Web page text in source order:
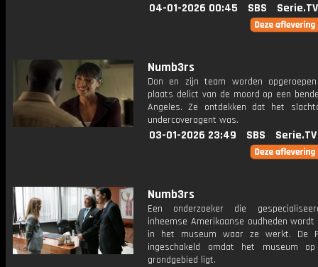
04-01-2026 00:45 SBS Serie.TV
Numb3rs
Don en zijn team worden
plaats delict van de moord op een
Angeles. Ze ontdekken dat het
undercoveragent was.
03-01-2026 23:49 SBS Serie.TV
Numb3rs
Een onderzoeker die
inheemse Amerikaanse oudheden wordt
in het museum waar ze werkt. De
ingeschakeld omdat het museum
grondgebied ligt.